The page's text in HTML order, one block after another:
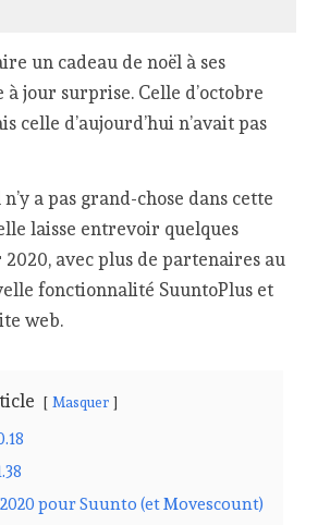
un cadeau de noël à ses
à jour surprise. Celle d’octobre
celle d’aujourd’hui n’avait pas
a pas grand-chose dans cette
laisse entrevoir quelques
avec plus de partenaires au
fonctionnalité SuuntoPlus et
web.
Masquer
pour Suunto (et Movescount)